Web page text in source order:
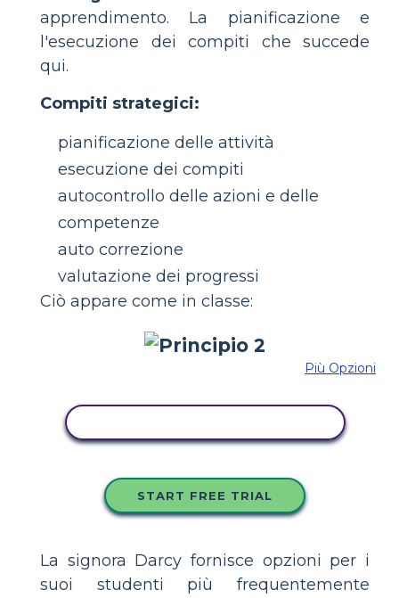
apprendimento. La pianificazione e
l'esecuzione dei compiti che succede
qui.
Compiti strategici:
pianificazione delle attività
esecuzione dei compiti
autocontrollo delle azioni e delle
competenze
auto correzione
valutazione dei progressi
Ciò appare come in classe:
Più Opzioni
START FREE TRIAL
La signora Darcy fornisce opzioni per i
suoi studenti più frequentemente